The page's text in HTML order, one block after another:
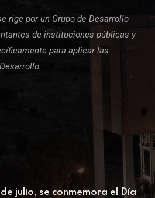
rige por un Grupo de Desarrollo
de instituciones públicas y
para aplicar las
julio, se conmemora el Día